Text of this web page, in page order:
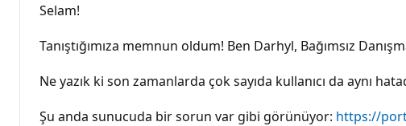
u
a
Selam!
Tanıştığımıza memnun oldum! Ben Darhyl, Bağımsız
Ne yazık ki son zamanlarda çok sayıda kullanıcı da aynı
Şu anda sunucuda bir sorun var gibi görünüyor: https://